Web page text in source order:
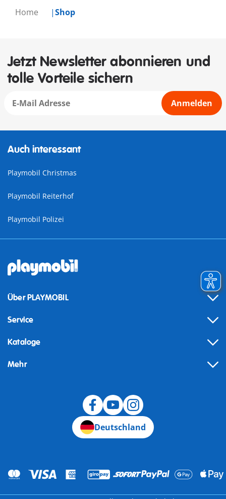
Home Shop
Jetzt Newsletter abonnieren und
tolle Vorteile sichern
Anmelden
Auch interessant
Playmobil Christmas
Playmobil Reiterhof
Playmobil Polizei
Über PLAYMOBIL
Service
Kataloge
Mehr
Deutschland